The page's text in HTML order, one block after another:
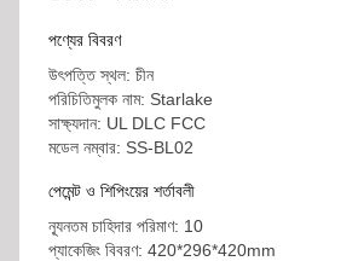
পণ্যের বিবরণ
উৎপত্তি স্থল: চীন
পরিচিতিমুলক নাম: Starlake
সাক্ষ্যদান: UL DLC FCC
মডেল নম্বার: SS-BL02
পেমেন্ট ও শিপিংয়ের শর্তাবলী
ন্যূনতম চাহিদার পরিমাণ: 10
প্যাকেজিং বিবরণ: 420*296*420mm